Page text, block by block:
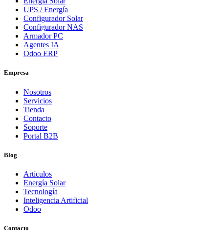
UPS / Energía
Configurador Solar
Configurador NAS
Armador PC
Agentes IA
Odoo ERP
Empresa
Nosotros
Servicios
Tienda
Contacto
Soporte
Portal B2B
Blog
Artículos
Energía Solar
Tecnología
Inteligencia Artificial
Odoo
Contacto